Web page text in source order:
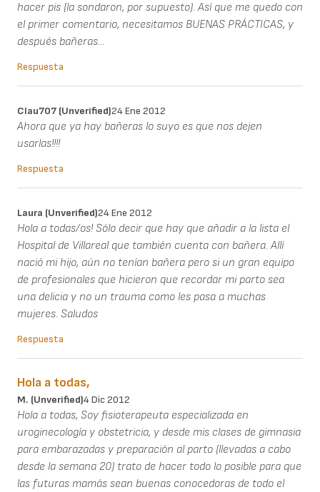
hacer pis (la sondaron, por supuesto). Así que me quedo con
el primer comentario, necesitamos BUENAS PRÁCTICAS, y
después bañeras...
Respuesta
Clau707 (unverified)24 Ene 2012
Ahora que ya hay bañeras lo suyo es que nos dejen
usarlas!!!!
Respuesta
Laura (unverified)24 Ene 2012
Hola a todas/os! Sólo decir que hay que añadir a la lista el
Hospital de Villareal que también cuenta con bañera. Allí
nació mi hijo, aún no tenían bañera pero si un gran equipo
de profesionales que hicieron que recordar mi parto sea
una delicia y no un trauma como les pasa a muchas
mujeres. Saludos
Respuesta
Hola a todas,
M. (unverified)4 Dic 2012
Hola a todas, Soy fisioterapeuta especializada en
uroginecología y obstetricia, y desde mis clases de gimnasia
para embarazadas y preparación al parto (llevadas a cabo
desde la semana 20) trato de hacer todo lo posible para que
las futuras mamás sean buenas conocedoras de todo el